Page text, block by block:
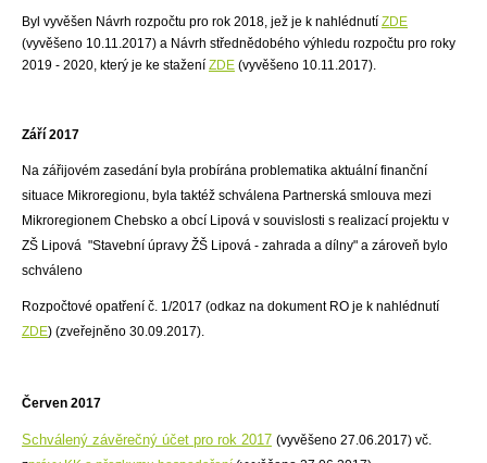
Byl vyvěšen Návrh rozpočtu pro rok 2018, jež je k nahlédnutí ZDE
(vyvěšeno 10.11.2017) a Návrh střednědobého výhledu rozpočtu pro roky
2019 - 2020, který je ke stažení ZDE (vyvěšeno 10.11.2017).
Září 2017
Na zářijovém zasedání byla probírána problematika aktuální finanční
situace Mikroregionu, byla taktéž schválena Partnerská smlouva mezi
Mikroregionem Chebsko a obcí Lipová v souvislosti s realizací projektu v
ZŠ Lipová "Stavební úpravy ŽŠ Lipová - zahrada a dílny" a zároveň bylo
schváleno
Rozpočtové opatření č. 1/2017 (odkaz na dokument RO je k nahlédnutí
ZDE) (zveřejněno 30.09.2017).
Červen 2017
Schválený závěrečný účet pro rok 2017 (vyvěšeno 27.06.2017) vč.